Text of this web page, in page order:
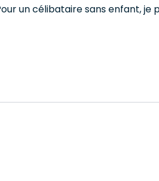
un célibataire sans enfant, je